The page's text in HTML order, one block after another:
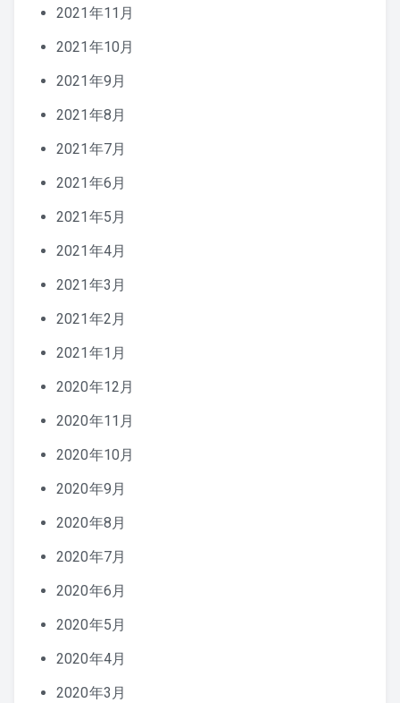
2021年11月
2021年10月
2021年9月
2021年8月
2021年7月
2021年6月
2021年5月
2021年4月
2021年3月
2021年2月
2021年1月
2020年12月
2020年11月
2020年10月
2020年9月
2020年8月
2020年7月
2020年6月
2020年5月
2020年4月
2020年3月